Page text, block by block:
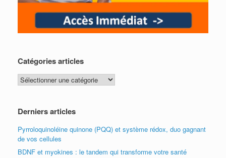
Catégories articles
Catégories
articles
Derniers articles
Pyrroloquinoléine quinone (PQQ) et système rédox, duo gagnant
de vos cellules
BDNF et myokines : le tandem qui transforme votre santé